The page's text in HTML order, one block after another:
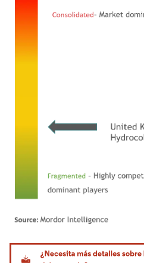
Imagen © Mordor Intelligence. El uso